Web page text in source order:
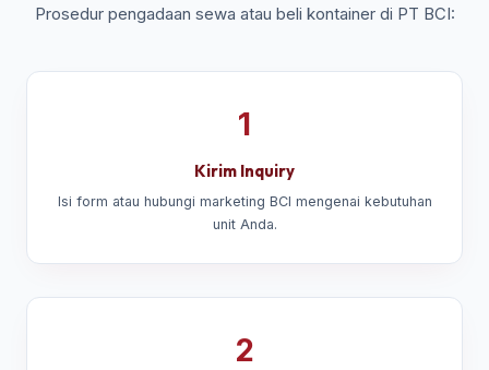
Prosedur pengadaan sewa atau beli kontainer di PT BCI:
1
Kirim Inquiry
Isi form atau hubungi marketing BCI mengenai kebutuhan
unit Anda.
2